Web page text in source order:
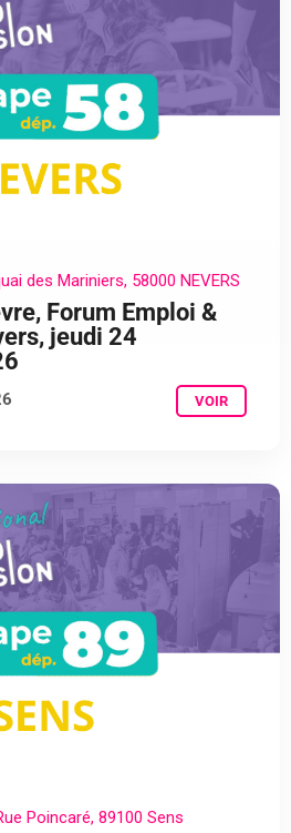
des Mariniers, 58000 NEVERS
Forum Emploi &
jeudi 24
VOIR
Poincaré, 89100 Sens